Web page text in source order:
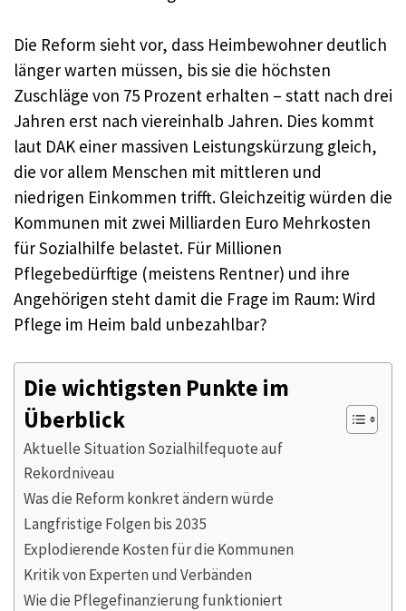
Die Reform sieht vor, dass Heimbewohner deutlich
länger warten müssen, bis sie die höchsten
Zuschläge von 75 Prozent erhalten – statt nach drei
Jahren erst nach viereinhalb Jahren. Dies kommt
laut DAK einer massiven Leistungskürzung gleich,
die vor allem Menschen mit mittleren und
niedrigen Einkommen trifft. Gleichzeitig würden die
Kommunen mit zwei Milliarden Euro Mehrkosten
für Sozialhilfe belastet. Für Millionen
Pflegebedürftige (meistens Rentner) und ihre
Angehörigen steht damit die Frage im Raum: Wird
Pflege im Heim bald unbezahlbar?
Die wichtigsten Punkte im
Überblick
Aktuelle Situation Sozialhilfequote auf
Rekordniveau
Was die Reform konkret ändern würde
Langfristige Folgen bis 2035
Explodierende Kosten für die Kommunen
Kritik von Experten und Verbänden
Wie die Pflegefinanzierung funktioniert